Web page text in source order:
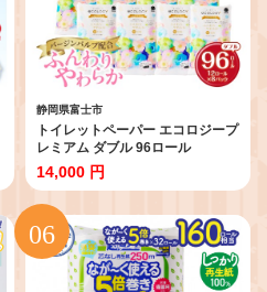
静岡県富士市
トイレットペーパー エコロジープ
レミアム ダブル 96ロール
(12R×8P) ふんわり 大容量 トイレ
ットペーパー 備蓄 防災 災害 トイ
レットペーパー ベビーローズの香
り 日用品 トイレットペーパー 純
パルプ配合 日用品 生活用品 トイ
レットペーパー 日用品 消耗品 富
士市 [sf002-122]
14,000 円